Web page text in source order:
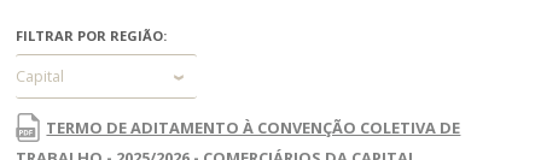
FILTRAR POR REGIÃO:
Capital
TERMO DE ADITAMENTO À CONVENÇÃO COLETIVA DE